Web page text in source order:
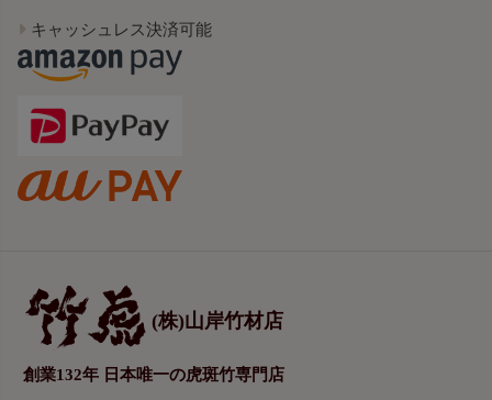
キャッシュレス決済可能
(株)山岸竹材店
創業132年 日本唯一の虎斑竹専門店